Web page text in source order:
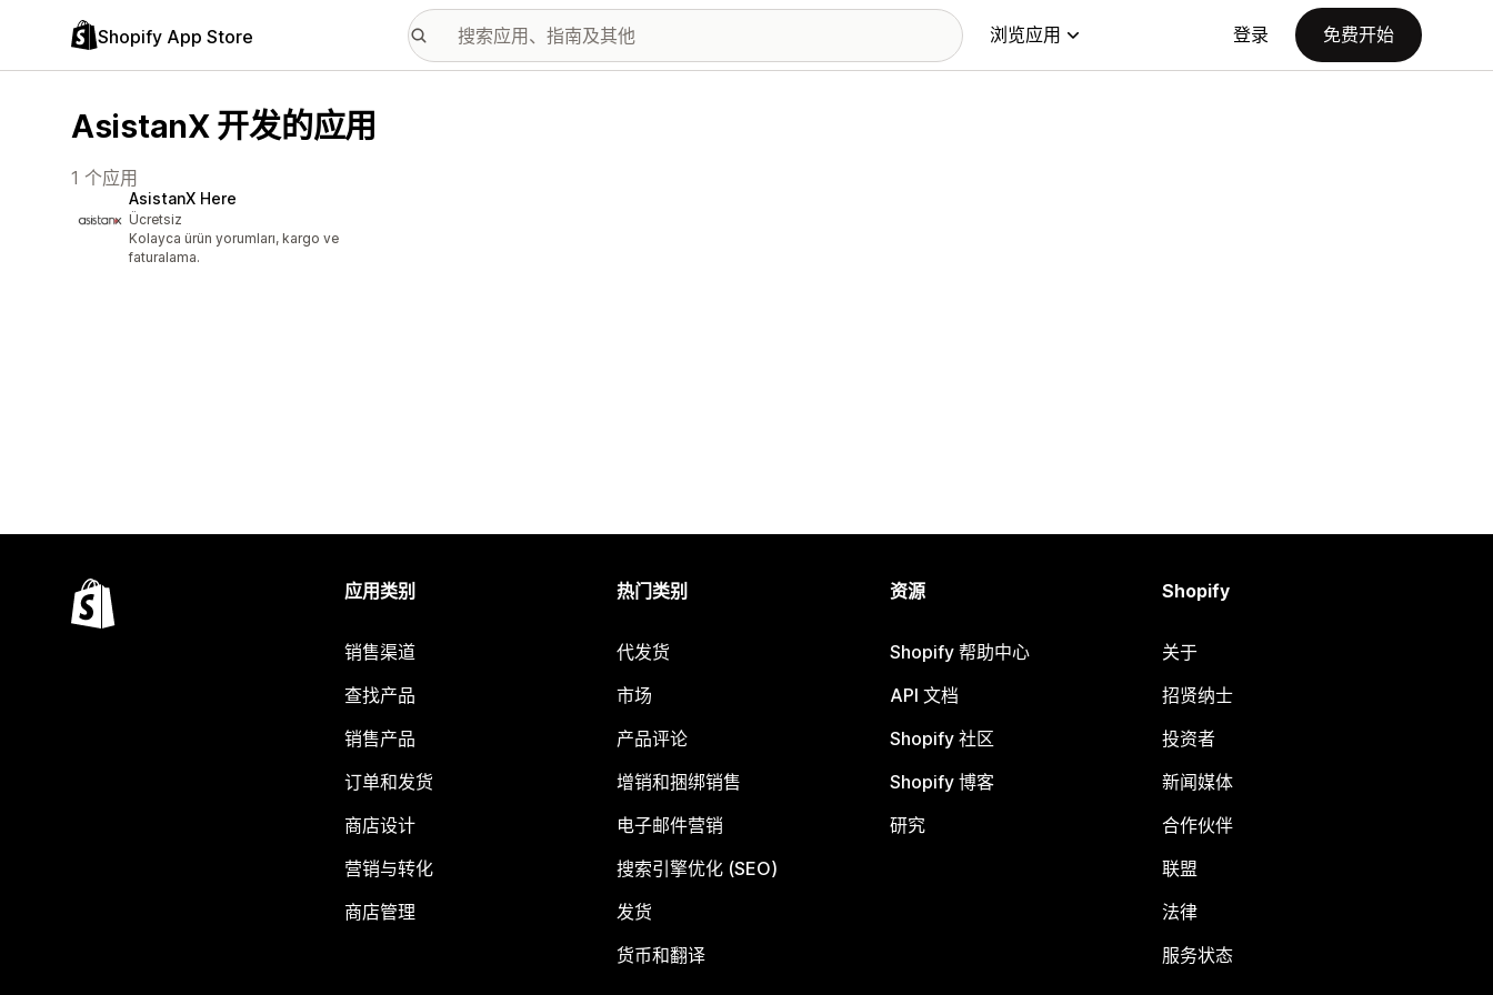
Shopify App Store 浏览应用 登录 免费开始
AsistanX 开发的应用
1 个应用
AsistanX Here
Ücretsiz
Kolayca ürün yorumları, kargo ve
faturalama.
应用类别
销售渠道
查找产品
销售产品
订单和发货
商店设计
营销与转化
商店管理
热门类别
代发货
市场
产品评论
增销和捆绑销售
电子邮件营销
搜索引擎优化 (SEO)
发货
货币和翻译
资源
Shopify 帮助中心
API 文档
Shopify 社区
Shopify 博客
研究
Shopify
关于
招贤纳士
投资者
新闻媒体
合作伙伴
联盟
法律
服务状态